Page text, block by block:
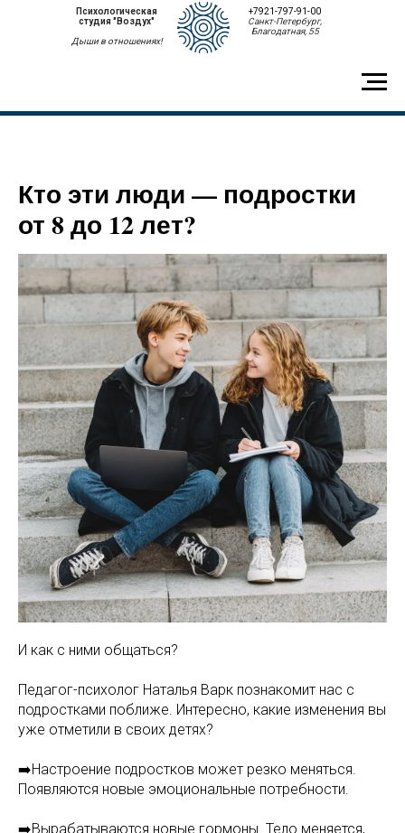
Психологическая
студия "Воздух"
Дыши в отношениях!
+7921-797-91-00
Санкт-Петербург,
Благодатная, 55
Кто эти люди — подростки
от 8 до 12 лет?
И как с ними общаться?
Педагог-психолог Наталья Варк познакомит нас с
подростками поближе. Интересно, какие изменения вы
уже отметили в своих детях?
➡️Настроение подростков может резко меняться.
Появляются новые эмоциональные потребности.
➡️Вырабатываются новые гормоны. Тело меняется,